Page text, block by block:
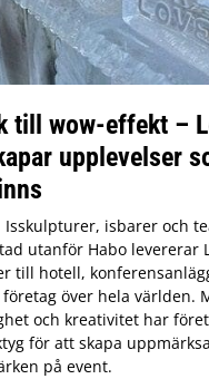
till wow-effekt –
upplevelser
Isskulpturer, isbarer och
utanför Habo levererar
till hotell,
över hela världen.
och kreativitet har
för att skapa
på event.